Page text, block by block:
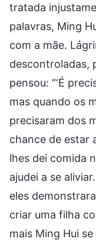
tratada
palavras, Ming
com a mãe.
descontroladas,
pensou: “‘É
mas quando os
precisaram dos
chance de estar
lhes dei comida
ajudei a se
eles
criar uma filha
mais Ming Hui